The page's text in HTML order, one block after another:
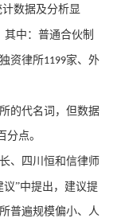
数据及分析显
其中：普通合伙制
独资律所1199家、外
的代名词， 但数据
分点。
、四川恒和信律师
”中提出，建议提
普遍规模偏小、人